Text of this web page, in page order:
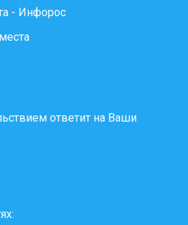
- Инфорос
ответит на Ваши